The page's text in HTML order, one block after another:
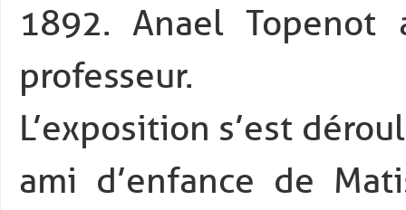
1892. Anael
professeur.
L’exposition s’est
ami d’enfance de